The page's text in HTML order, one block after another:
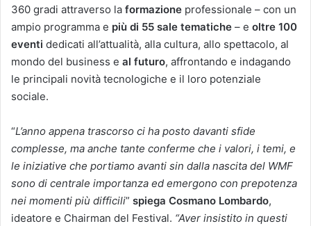
360 gradi attraverso la formazione professionale – con un
ampio programma e più di 55 sale tematiche – e oltre 100
eventi dedicati all’attualità, alla cultura, allo spettacolo, al
mondo del business e al futuro, affrontando e indagando
le principali novità tecnologiche e il loro potenziale
sociale.
“L’anno appena trascorso ci ha posto davanti sfide
complesse, ma anche tante conferme che i valori, i temi, e
le iniziative che portiamo avanti sin dalla nascita del WMF
sono di centrale importanza ed emergono con prepotenza
nei momenti più difficili” spiega Cosmano Lombardo,
ideatore e Chairman del Festival. “Aver insistito in questi